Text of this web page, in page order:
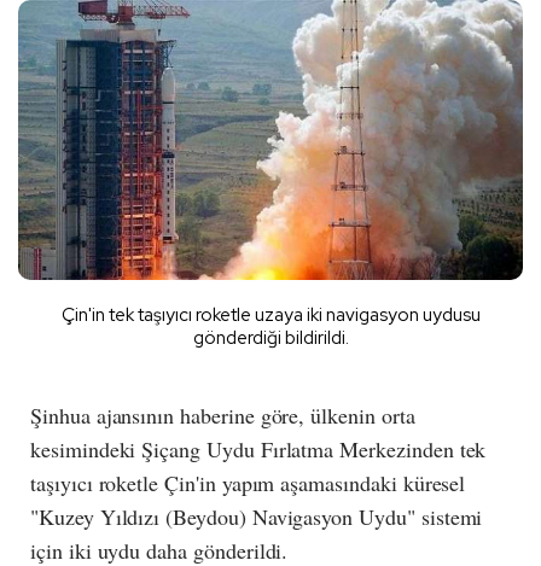
Çin'in tek taşıyıcı roketle uzaya iki navigasyon uydusu
gönderdiği bildirildi.
Şinhua ajansının haberine göre, ülkenin orta
kesimindeki Şiçang Uydu Fırlatma Merkezinden tek
taşıyıcı roketle Çin'in yapım aşamasındaki küresel
"Kuzey Yıldızı (Beydou) Navigasyon Uydu" sistemi
için iki uydu daha gönderildi.